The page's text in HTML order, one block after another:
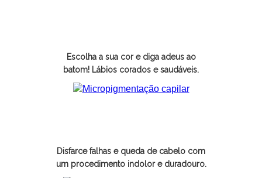
Escolha a sua cor e diga adeus ao
batom! Lábios corados e saudáveis.
Disfarce falhas e queda de cabelo com
um procedimento indolor e duradouro.